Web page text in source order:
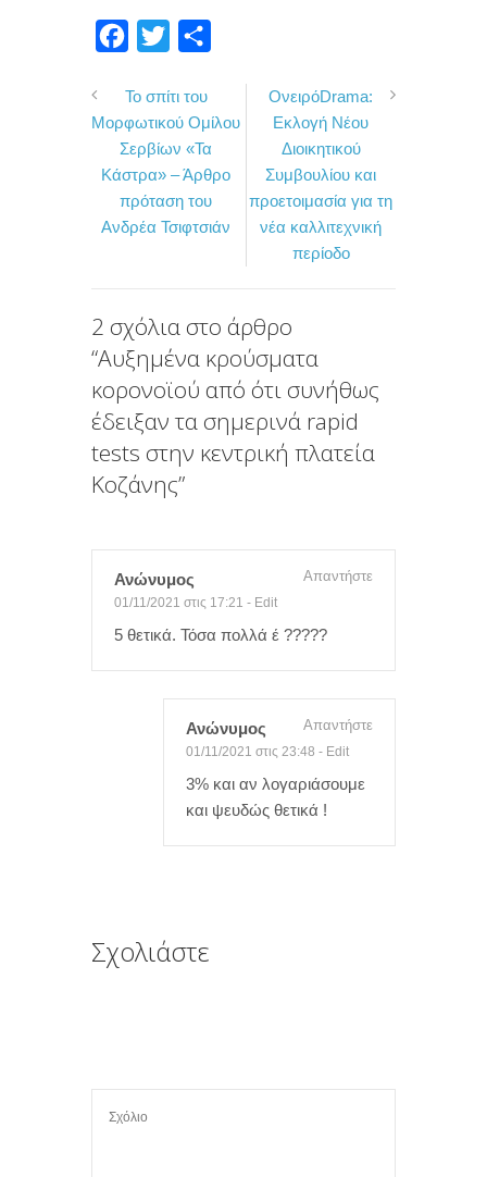
c
e
b
o
o
i
t
e
r
ρ
α
σ
τ
τ
ε
Το σπίτι του
Μορφωτικού Ομίλου
Σερβίων «Τα
Κάστρα» – Άρθρο
πρόταση του
Ανδρέα Τσιφτσιάν
ΟνειρόDrama:
Εκλογή Νέου
Διοικητικού
Συμβουλίου και
προετοιμασία για τη
νέα καλλιτεχνική
περίοδο
2 σχόλια στο άρθρο
“Αυξημένα κρούσματα
κορονοϊού από ότι συνήθως
έδειξαν τα σημερινά rapid
tests στην κεντρική πλατεία
Κοζάνης”
Ανώνυμος
01/11/2021 στις 17:21 - Edit
Απαντήστε
5 θετικά. Τόσα πολλά έ ?????
Ανώνυμος
01/11/2021 στις 23:48 - Edit
Απαντήστε
3% και αν λογαριάσουμε
και ψευδώς θετικά !
Σχολιάστε